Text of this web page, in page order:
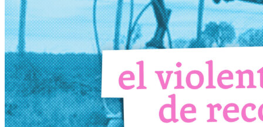
Escriben & participan
Actualidad y sociedad
Educación